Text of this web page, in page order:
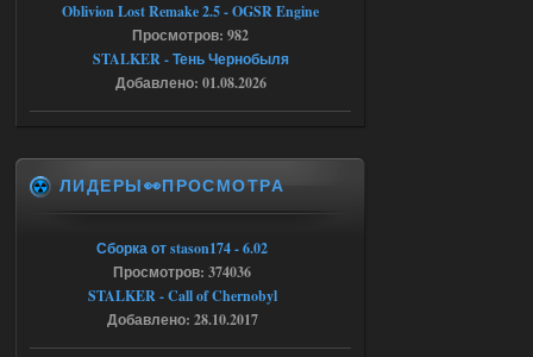
патч я установил после
установки мода, да, ладно,
наверное вы правы придется ожидать
Stalker-Mods-Clan-su
Ответить ➤
05.08.2026
Oblivion Lost Remake 2.5 - OGSR Engine
Просмотров: 982
STALKER - Тень Чернобыля
Добавлено: 01.08.2026
ЛИДЕРЫ👀ПРОСМОТРА
Сборка от stason174 - 6.02
Просмотров: 374036
STALKER - Call of Chernobyl
Добавлено: 28.10.2017